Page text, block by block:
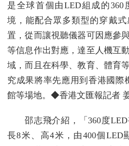
是全球首個由LED組成的360
境，能配合眾多類型的穿戴
置，從而讓視聽儀器可因應參
等信息作出對應，達至人機互
域，而且在科學、教育、體育
究成果將率先應用到香港國際
館等場地。◆香港文匯報記者
邵志飛介紹，「360度
長8米、高4米，由400個LED